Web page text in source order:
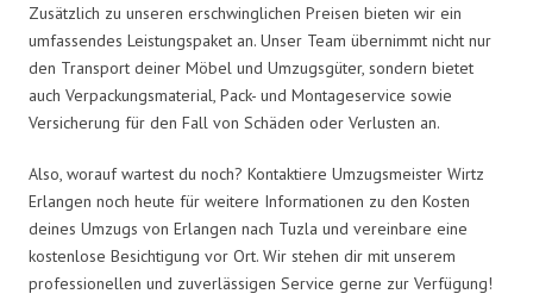
Zusätzlich zu unseren erschwinglichen Preisen bieten wir ein
umfassendes Leistungspaket an. Unser Team übernimmt nicht nur
den Transport deiner Möbel und Umzugsgüter, sondern bietet
auch Verpackungsmaterial, Pack- und Montageservice sowie
Versicherung für den Fall von Schäden oder Verlusten an.
Also, worauf wartest du noch? Kontaktiere Umzugsmeister Wirtz
Erlangen noch heute für weitere Informationen zu den Kosten
deines Umzugs von Erlangen nach Tuzla und vereinbare eine
kostenlose Besichtigung vor Ort. Wir stehen dir mit unserem
professionellen und zuverlässigen Service gerne zur Verfügung!